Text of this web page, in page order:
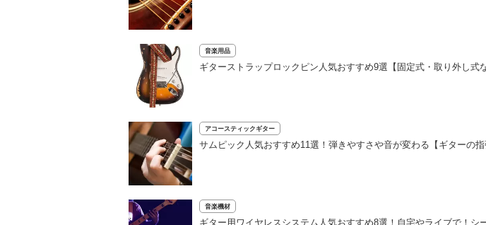
音楽用品
ギターストラップロックピン人気おすすめ9選【固定式・取り外し式
アコースティックギター
サムピック人気おすすめ11選！弾きやすさや音が変わる【ギターの指
音楽機材
ギター用ワイヤレスシステム人気おすすめ8選！自宅やライブで！シ